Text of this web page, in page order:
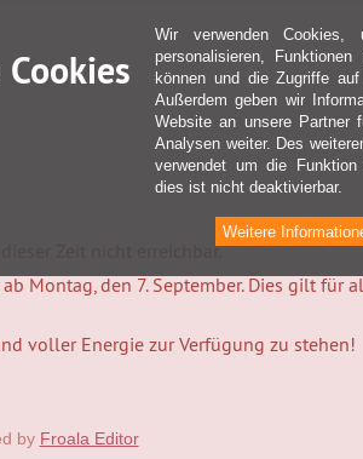
Zeit nicht erreichbar.
den 7. September. Dies gilt für
voller Energie zur Verfügung zu stehen!
by Froala Editor
Wir verwenden
personalisieren,
können und die Zugriffe
Außerdem geben wir
Website an unsere Partner
Analysen weiter. Des
verwendet um die
dies ist nicht deaktivierbar.
Weitere